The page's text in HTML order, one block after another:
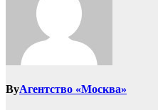
ByАгентство «Москва»